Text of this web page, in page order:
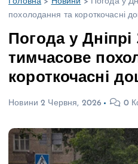
похолодання та короткочасні
Погода у Дніпрі
тимчасове
короткочасні
Новини 2 Червня, 2026 0